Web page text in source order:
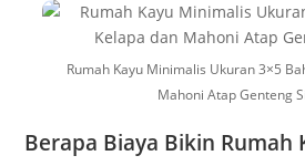
Rumah Kayu Minimalis Ukuran 3×5
Mahoni Atap Genteng
Berapa Biaya Bikin Rumah